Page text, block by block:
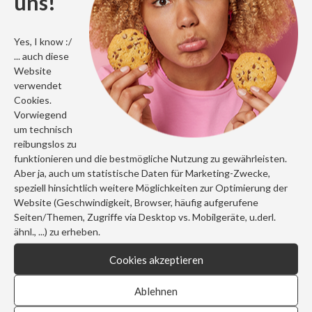
Yes, I know :/
... auch diese
Website
verwendet
Cookies.
Vorwiegend
um technisch
reibungslos zu
funktionieren und die bestmögliche Nutzung zu gewährleisten.
Aber ja, auch um statistische Daten für Marketing-Zwecke,
speziell hinsichtlich weitere Möglichkeiten zur Optimierung der
Website (Geschwindigkeit, Browser, häufig aufgerufene
Seiten/Themen, Zugriffe via Desktop vs. Mobilgeräte, u.derl.
ähnl., ...) zu erheben.
Cookies akzeptieren
Ablehnen
„Wer nicht neugierig ist, erfährt nichts.“ Bei den
Firmen-News dreht sich alles um Kommunikation,
Marketing + Neuigkeiten bei Fun and Suxess.
FIRMEN-NEWS LESEN ...